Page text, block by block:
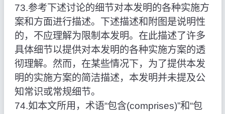
73.参考下述讨论的细节对本发明的各种实施方
案和方面进行描述。下述描述和附图是说明性
的，不应理解为限制本发明。在此描述了许多
具体细节以提供对本发明的各种实施方案的透
彻理解。然而，在某些情况下，为了提供本发
明的实施方案的简洁描述，本发明并未提及公
知常识或常规细节。
74.如本文所用，术语“包含(comprises)”和“包